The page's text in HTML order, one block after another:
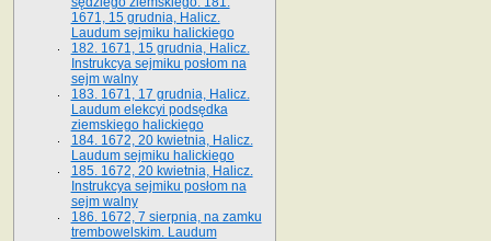
1671, 15 grudnia, Halicz.
Laudum sejmiku halickiego
182. 1671, 15 grudnia, Halicz.
Instrukcya sejmiku posłom na
sejm walny
183. 1671, 17 grudnia, Halicz.
Laudum elekcyi podsędka
ziemskiego halickiego
184. 1672, 20 kwietnia, Halicz.
Laudum sejmiku halickiego
185. 1672, 20 kwietnia, Halicz.
Instrukcya sejmiku posłom na
sejm walny
186. 1672, 7 sierpnia, na zamku
trembowelskim. Laudum